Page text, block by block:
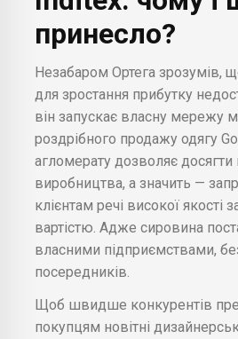
принесло?
Незабаром Ортега зрозумів,
для зростання прибутку
він запускає власну мережу
роздрібного продажу одягу
агломерату дозволяє
виробництва, а значить —
клієнтам речі високої якості
вартістю. Адже сировина
власними підприємствами,
посередників.
Щоб швидше конкурентів
покупцям новітні